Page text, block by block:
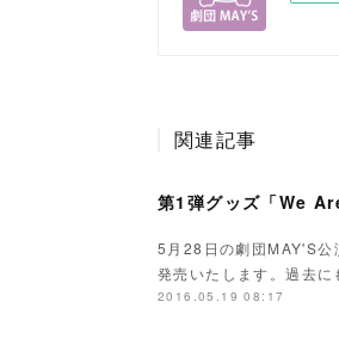
関連記事
第1弾グッズ「We
5月28日の劇団MAY'S
発売いたします。過去
2016.05.19 08:17